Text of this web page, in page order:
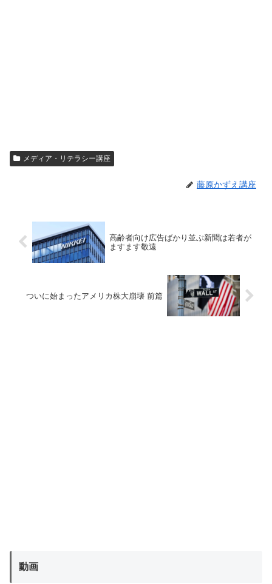
メディア・リテラシー講座
藤原かずえ講座
高齢者向け広告ばかり並ぶ新聞は若者が
ますます敬遠
ついに始まったアメリカ株大崩壊 前篇
動画